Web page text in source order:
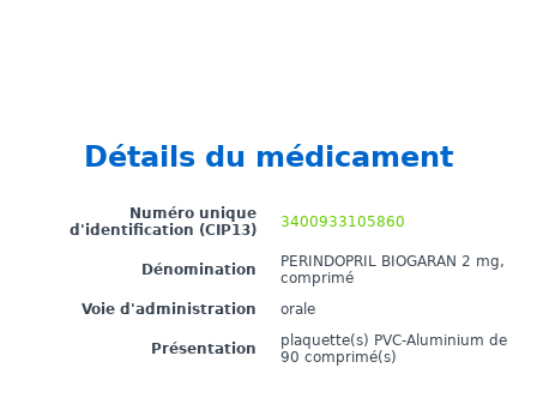
Détails du médicament
Numéro unique
d'identification (CIP13)
3400933105860
Dénomination
PERINDOPRIL BIOGARAN 2 mg,
comprimé
Voie d'administration
orale
Présentation
plaquette(s) PVC-Aluminium de
90 comprimé(s)